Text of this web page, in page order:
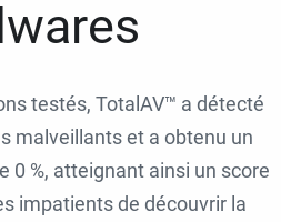
testés, TotalAV™ a détecté
malveillants et a obtenu un
0 %, atteignant ainsi un score
impatients de découvrir la